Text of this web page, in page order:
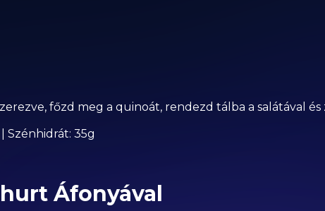
főzd meg a quinoát, rendezd tálba a salátával
Szénhidrát: 35g
Áfonyával